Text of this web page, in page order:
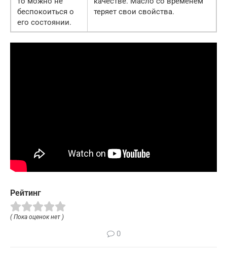
беспокоиться о
его состоянии.
теряет свои свойства.
Рейтинг
( Пока оценок нет )
0